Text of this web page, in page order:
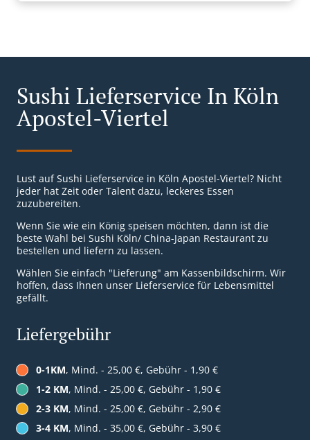
Sushi Lieferservice In Köln
Apostel-Viertel
Lust auf Sushi Lieferservice in Köln Apostel-Viertel? Nicht
jeder hat Zeit oder Talent dazu, leckeres Essen
zuzubereiten.
Wenn Sie wie ein König speisen möchten, dann ist die
beste Wahl bei Sushi Köln/ China-Japan Restaurant zu
bestellen und liefern zu lassen.
Wählen Sie einfach "Lieferung" am Kassenbildschirm. Wir
hoffen, dass Ihnen unser Lieferservice für Lebensmittel
gefällt.
Liefergebühr
0-1KM, Mind. - 25,00 €, Gebühr - 1,90 €
1-2 KM, Mind. - 25,00 €, Gebühr - 1,90 €
2-3 KM, Mind. - 25,00 €, Gebühr - 2,90 €
3-4 KM, Mind. - 35,00 €, Gebühr - 3,90 €